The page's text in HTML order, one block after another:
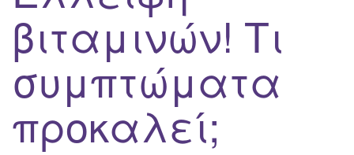
βιταμινών! Τι
συμπτώματα
προκαλεί;